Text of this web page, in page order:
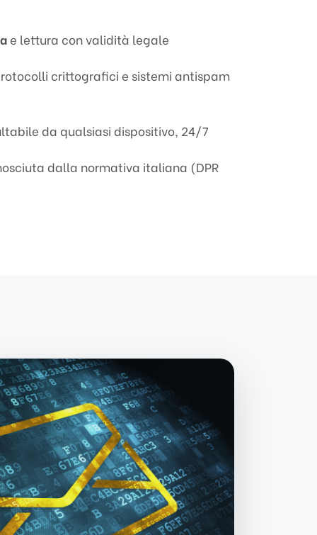
e lettura con validità legale
crittografici e sistemi antispam
da qualsiasi dispositivo, 24/7
dalla normativa italiana (DPR